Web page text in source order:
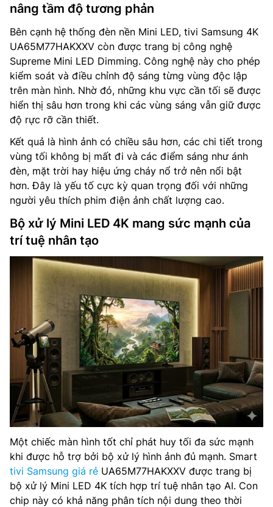
nâng tầm độ tương phản
Bên cạnh hệ thống đèn nền Mini LED, tivi Samsung 4K
UA65M77HAKXXV còn được trang bị công nghệ
Supreme Mini LED Dimming. Công nghệ này cho phép
kiểm soát và điều chỉnh độ sáng từng vùng độc lập
trên màn hình. Nhờ đó, những khu vực cần tối sẽ được
hiển thị sâu hơn trong khi các vùng sáng vẫn giữ được
độ rực rỡ cần thiết.
Kết quả là hình ảnh có chiều sâu hơn, các chi tiết trong
vùng tối không bị mất đi và các điểm sáng như ánh
đèn, mặt trời hay hiệu ứng cháy nổ trở nên nổi bật
hơn. Đây là yếu tố cực kỳ quan trọng đối với những
người yêu thích phim điện ảnh chất lượng cao.
Bộ xử lý Mini LED 4K mang sức mạnh của
trí tuệ nhân tạo
Một chiếc màn hình tốt chỉ phát huy tối đa sức mạnh
khi được hỗ trợ bởi bộ xử lý hình ảnh đủ mạnh. Smart
tivi Samsung giá rẻ UA65M77HAKXXV được trang bị
bộ xử lý Mini LED 4K tích hợp trí tuệ nhân tạo AI. Con
chip này có khả năng phân tích nội dung theo thời